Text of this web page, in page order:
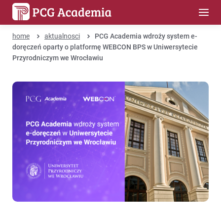
home aktualnosci
PCG Academia wdroży system e-
doręczeń oparty o platformę WEBCON BPS w Uniwersytecie
Przyrodniczym we Wrocławiu